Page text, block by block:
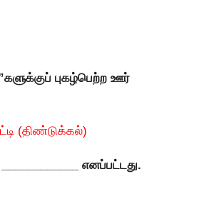
புகழ்பெற்ற ஊர்
(திண்டுக்கல்)
எனப்பட்டது.